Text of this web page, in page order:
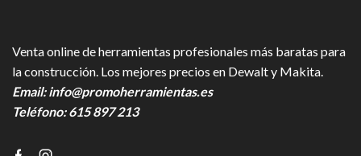
Venta online de herramientas profesionales más baratas para
la construcción. Los mejores precios en Dewalt y Makita.
Email:info@promoherramientas.es
Teléfono:615 897 213